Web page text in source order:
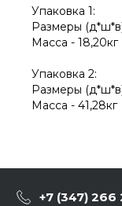
Упаковка 1:
Размеры
Масса - 18,20кг
Упаковка 2:
Размеры
Масса - 41,28кг
+7 (347) 266